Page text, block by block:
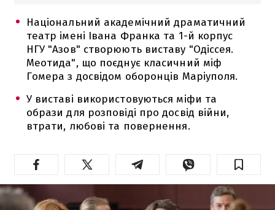
Національний академічний драматичний
театр імені Івана Франка та 1-й корпус
НГУ "Азов" створюють виставу "Одіссея.
Меотида", що поєднує класичний міф
Гомера з досвідом оборонців Маріуполя.
У виставі використовуються міфи та
образи для розповіді про досвід війни,
втрати, любові та повернення.